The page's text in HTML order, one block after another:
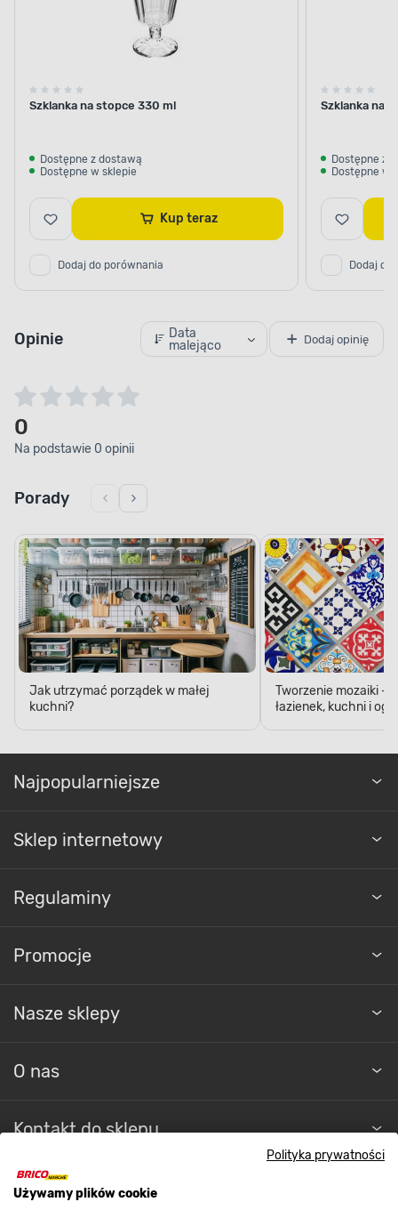
Polityka prywatności
Używamy plików cookie
Szklanka na stopce 330 ml
Dostępne z dostawą
Dostępne w sklepie
Kup teraz
Dodaj do porównania
Szklanka na
Dostępne z
Dostępne w
Dodaj do
Opinie
Data
malejąco
Dodaj opinię
0
Na podstawie 0 opinii
Porady
Jak utrzymać porządek w małej
kuchni?
Tworzenie mozaiki -
łazienek, kuchni i
Najpopularniejsze
Sklep internetowy
Regulaminy
Promocje
Nasze sklepy
O nas
Kontakt do sklepu
Strefa biznesu